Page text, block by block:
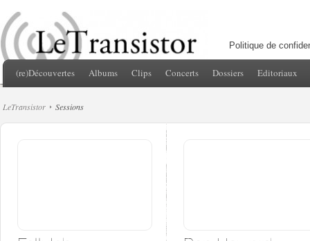
Politique de
(re)Découvertes Albums Clips Concerts Dossiers Editoriaux
LeTransistor Sessions